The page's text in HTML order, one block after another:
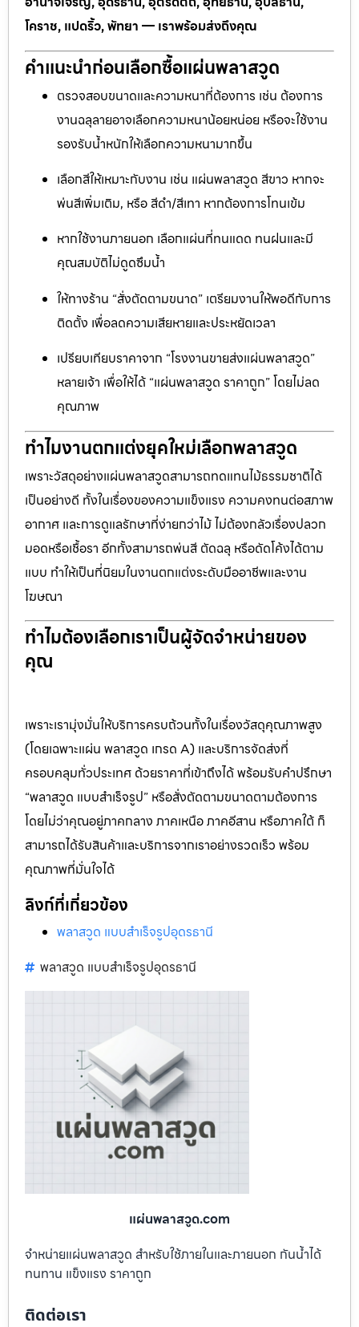
โคราช, แปดริ้ว, พัทยา — เราพร้อมส่งถึงคุณ
คำแนะนำก่อนเลือกซื้อแผ่นพลาสวูด
ตรวจสอบขนาดและความหนาที่ต้องการ เช่น ต้องการ
งานฉลุลายอาจเลือกความหนาน้อยหน่อย หรือจะใช้งาน
รองรับน้ำหนักให้เลือกความหนามากขึ้น
เลือกสีให้เหมาะกับงาน เช่น แผ่นพลาสวูด สีขาว หากจะ
พ่นสีเพิ่มเติม, หรือ สีดำ/สีเทา หากต้องการโทนเข้ม
หากใช้งานภายนอก เลือกแผ่นที่ทนแดด ทนฝนและมี
คุณสมบัติไม่ดูดซึมน้ำ
ให้ทางร้าน “สั่งตัดตามขนาด” เตรียมงานให้พอดีกับการ
ติดตั้ง เพื่อลดความเสียหายและประหยัดเวลา
เปรียบเทียบราคาจาก “โรงงานขายส่งแผ่นพลาสวูด”
หลายเจ้า เพื่อให้ได้ “แผ่นพลาสวูด ราคาถูก” โดยไม่ลด
คุณภาพ
ทำไมงานตกแต่งยุคใหม่เลือกพลาสวูด
เพราะวัสดุอย่างแผ่นพลาสวูดสามารถทดแทนไม้ธรรมชาติได้
เป็นอย่างดี ทั้งในเรื่องของความแข็งแรง ความคงทนต่อสภาพ
อากาศ และการดูแลรักษาที่ง่ายกว่าไม้ ไม่ต้องกลัวเรื่องปลวก
มอดหรือเชื้อรา อีกทั้งสามารถพ่นสี ตัดฉลุ หรือดัดโค้งได้ตาม
แบบ ทำให้เป็นที่นิยมในงานตกแต่งระดับมืออาชีพและงาน
โฆษณา
ทำไมต้องเลือกเราเป็นผู้จัดจำหน่ายของ
คุณ
เพราะเรามุ่งมั่นให้บริการครบถ้วนทั้งในเรื่องวัสดุคุณภาพสูง
(โดยเฉพาะแผ่น พลาสวูด เกรด A) และบริการจัดส่งที่
ครอบคลุมทั่วประเทศ ด้วยราคาที่เข้าถึงได้ พร้อมรับคำปรึกษา
“พลาสวูด แบบสำเร็จรูป” หรือสั่งตัดตามขนาดตามต้องการ
โดยไม่ว่าคุณอยู่ภาคกลาง ภาคเหนือ ภาคอีสาน หรือภาคใต้ ก็
สามารถได้รับสินค้าและบริการจากเราอย่างรวดเร็ว พร้อม
คุณภาพที่มั่นใจได้
ลิงก์ที่เกี่ยวข้อง
พลาสวูด แบบสำเร็จรูปอุดรธานี
พลาสวูด แบบสำเร็จรูปอุดรธานี
แผ่นพลาสวูด.com
จำหน่ายแผ่นพลาสวูด สำหรับใช้ภายในและภายนอก กันน้ำได้
ทนทาน แข็งแรง ราคาถูก
ติดต่อเรา